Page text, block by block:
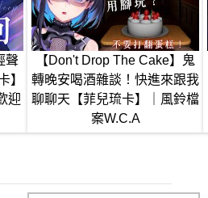
聲
】
迎
【Don't Drop The Cake】鬼
轉晚安喝酒雜談！快進來跟我
聊聊天【菲兒琉卡】｜風鈴檔
案W.C.A